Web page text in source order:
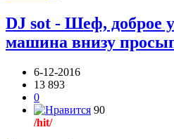
DJ sot - Шеф, доброе
машина внизу
6-12-2016
13 893
0
90
/hit/